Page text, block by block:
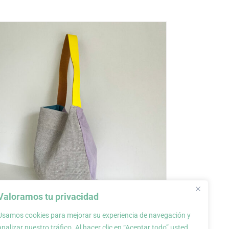
tu privacidad
cookies para mejorar su experiencia de navegación y
Bolso de tela, colección